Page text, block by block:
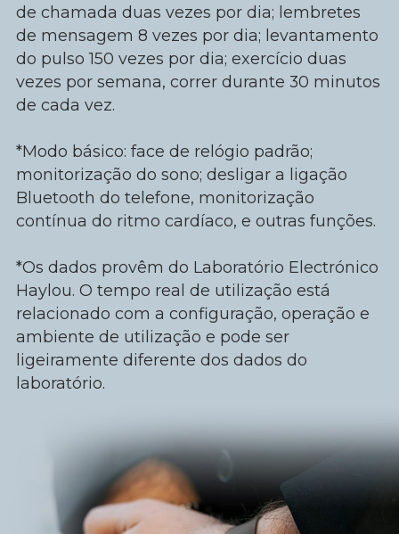
de chamada duas vezes por dia; lembretes
de mensagem 8 vezes por dia; levantamento
do pulso 150 vezes por dia; exercício duas
vezes por semana, correr durante 30 minutos
de cada vez.
*Modo básico: face de relógio padrão;
monitorização do sono; desligar a ligação
Bluetooth do telefone, monitorização
contínua do ritmo cardíaco, e outras funções.
*Os dados provêm do Laboratório Electrónico
Haylou. O tempo real de utilização está
relacionado com a configuração, operação e
ambiente de utilização e pode ser
ligeiramente diferente dos dados do
laboratório.